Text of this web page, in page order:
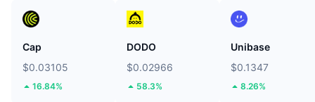
Cap
$0.03105
16.84%
DODO
$0.02966
58.3%
Unibase
$0.1347
8.26%